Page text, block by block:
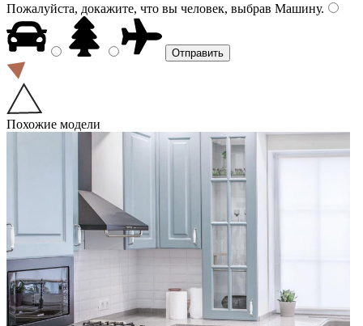
Пожалуйста, докажите, что вы человек, выбрав Машину.
Похожие модели